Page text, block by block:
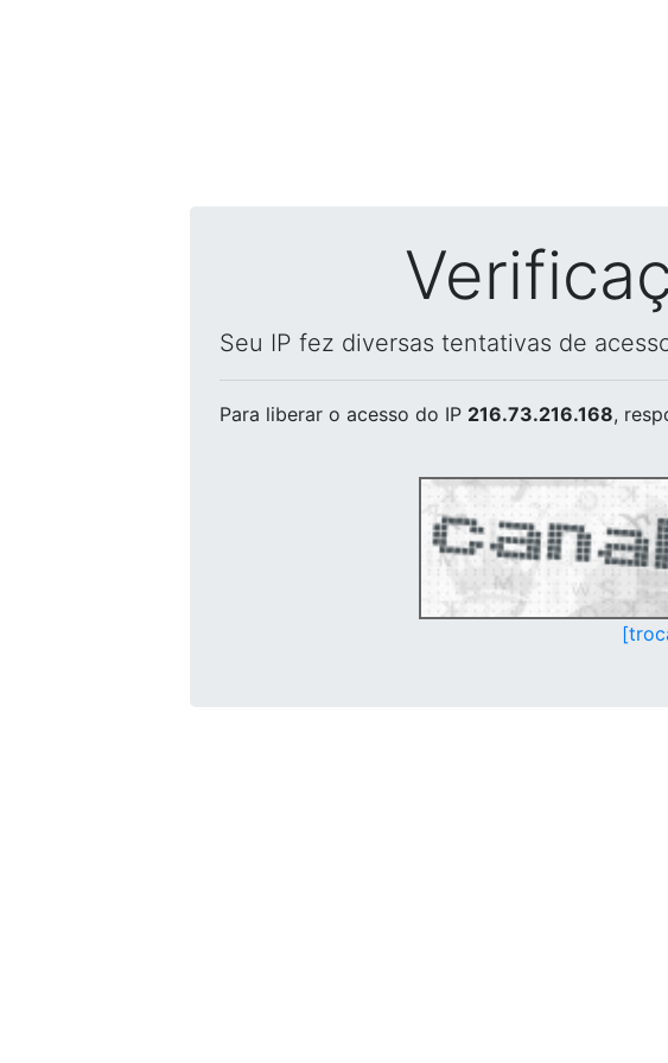
Seu IP fez diversas tentativas de
Para liberar o acesso do IP 216.73.216.168,